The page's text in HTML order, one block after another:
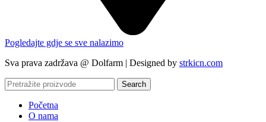
Pogledajte gdje se sve nalazimo
Sva prava zadržava @ Dolfarm | Designed by strkicn.com
Search
Početna
O nama